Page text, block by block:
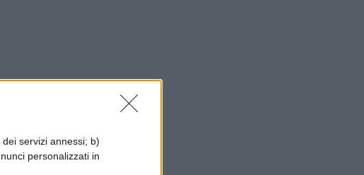
servizi annessi; b)
personalizzati in